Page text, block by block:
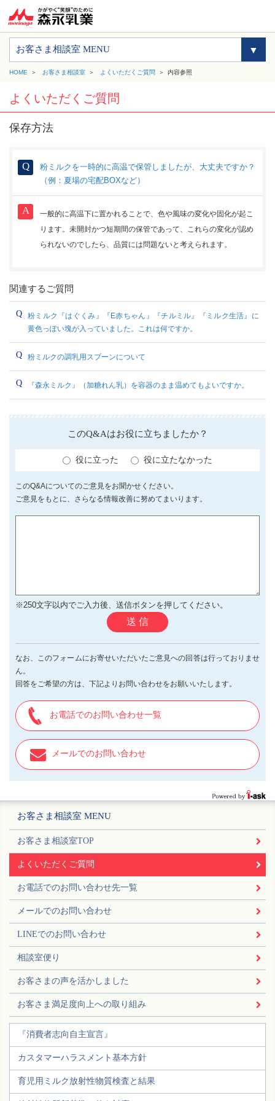
お客さま相談室 MENU
HOME お客さま相談室 よくいただくご質問 内容参照
よくいただくご質問
保存方法
粉ミルクを一時的に高温で保管しましたが、大丈夫ですか？
（例：夏場の宅配BOXなど）
一般的に高温下に置かれることで、色や風味の変化や固化が起こ
ります。 未開封かつ短期間の保管であって、これらの変化が認め
られないのでしたら、品質には問題ないと考えられます。
関連するご質問
粉ミルク『はぐくみ』『E赤ちゃん』『チルミル』『ミルク生活』に
黄色っぽい塊が入っていました。これは何ですか。
粉ミルクの調乳用スプーンについて
『森永ミルク』（加糖れん乳）を容器のまま温めてもよいですか。
このQ&Aはお役に立ちましたか？
役に立った 役に立たなかった
このQ&Aについてのご意見をお聞かせください。
ご意見をもとに、さらなる情報改善に努めてまいります。
※250文字以内でご入力後、送信ボタンを押してください。
送 信
なお、このフォームにお寄せいただいたご意見への回答は行っておりませ
ん。
回答をご希望の方は、下記よりお問い合わせをお願いいたします。
お電話でのお問い合わせ一覧
メールでのお問い合わせ
お客さま相談室 MENU
お客さま相談室TOP
よくいただくご質問
お電話でのお問い合わせ先一覧
メールでのお問い合わせ
LINEでのお問い合わせ
相談室便り
お客さまの声を活かしました
お客さま満足度向上への取り組み
『消費者志向自主宣言』
カスタマーハラスメント基本方針
育児用ミルク放射性物質検査と結果